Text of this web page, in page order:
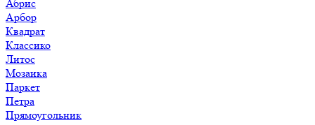
Абрис
Арбор
Квадрат
Классико
Литос
Мозаика
Паркет
Петра
Прямоугольник